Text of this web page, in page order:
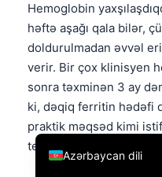
Hemoglobin
həftə aşağı qala bilər,
doldurulmadan əvvəl
verir. Bir çox klinisyen
sonra təxminən 3 ay
ki, dəqiq ferritin hədəfi
praktik məqsəd kimi
tez “rahat olmayan
Azərbaycan dili
English
Deutsch
العربية
Français
עִבְרִית